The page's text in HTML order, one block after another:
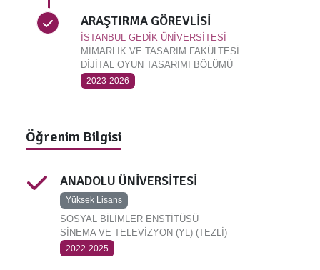
ARAŞTIRMA GÖREVLİSİ
İSTANBUL GEDİK ÜNİVERSİTESİ
MİMARLIK VE TASARIM FAKÜLTESİ
DİJİTAL OYUN TASARIMI BÖLÜMÜ
2023-2026
Öğrenim Bilgisi
ANADOLU ÜNİVERSİTESİ
Yüksek Lisans
SOSYAL BİLİMLER ENSTİTÜSÜ
SİNEMA VE TELEVİZYON (YL) (TEZLİ)
2022-2025